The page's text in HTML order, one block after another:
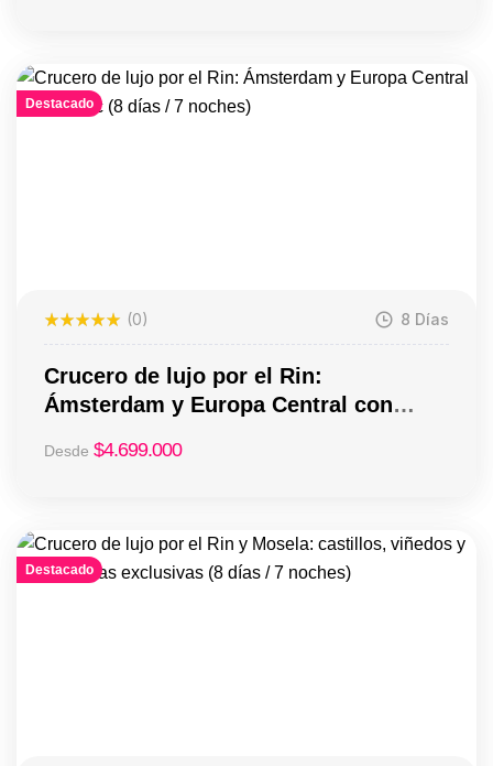
Destacado
(0) 8 Días
Crucero de lujo por el Rin:
Ámsterdam y Europa Central con
Desde $4.699.000
Destacado